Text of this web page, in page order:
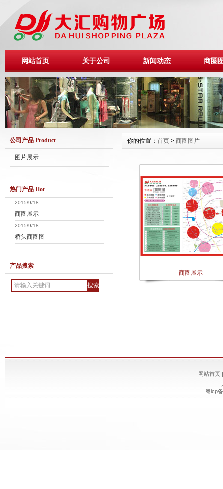
网站首页 关于公司 新闻动态 商圈
公司产品 Product
图片展示
热门产品 Hot
2015/9/18
商圈展示
2015/9/18
桥头商圈图
产品搜索
你的位置： 首页 > 商圈图片
商圈展示
网站首页
粤icp